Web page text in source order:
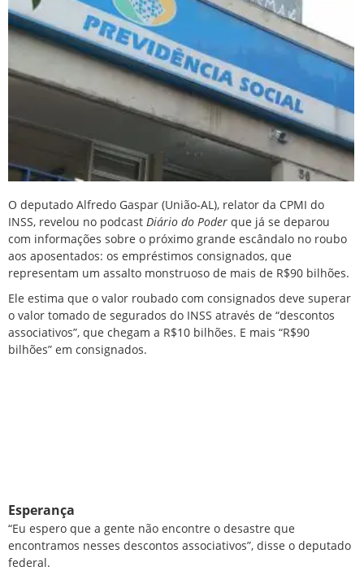
O deputado Alfredo Gaspar (União-AL), relator da CPMI do
INSS, revelou no podcast Diário do Poder que já se deparou
com informações sobre o próximo grande escândalo no roubo
aos aposentados: os empréstimos consignados, que
representam um assalto monstruoso de mais de R$90 bilhões.
Ele estima que o valor roubado com consignados deve superar
o valor tomado de segurados do INSS através de “descontos
associativos”, que chegam a R$10 bilhões. E mais “R$90
bilhões” em consignados.
Esperança
“Eu espero que a gente não encontre o desastre que
encontramos nesses descontos associativos”, disse o deputado
federal.